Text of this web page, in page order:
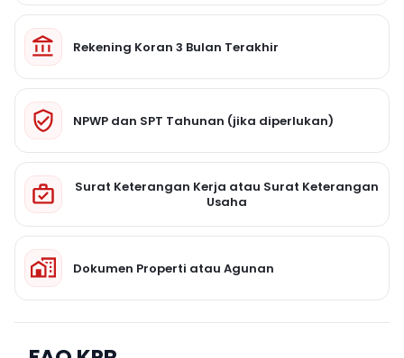
Rekening Koran 3 Bulan Terakhir
NPWP dan SPT Tahunan (jika diperlukan)
Surat Keterangan Kerja atau Surat Keterangan
Usaha
Dokumen Properti atau Agunan